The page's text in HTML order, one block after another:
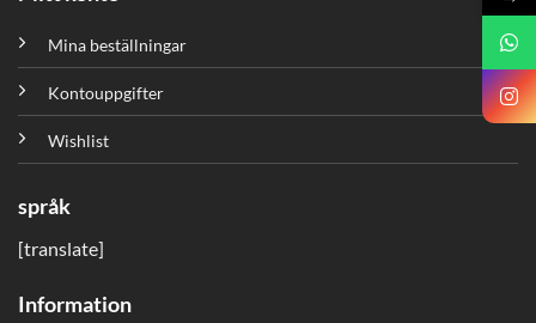
Mina beställningar
Kontouppgifter
Wishlist
språk
[translate]
Information